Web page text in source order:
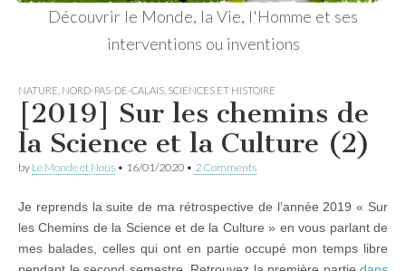
Découvrir le Monde, la Vie, l'Homme et ses
interventions ou inventions
NATURE NORD-PAS-DE-CALAIS SCIENCES ET HISTOIRE
[2019] Sur les chemins de
la Science et la Culture (2)
by Le Monde et Nous • 16/01/2020 • 2 Comments
Je reprends la suite de ma rétrospective de l’année 2019 « Sur
les Chemins de la Science et de la Culture » en vous parlant de
mes balades, celles qui ont en partie occupé mon temps libre